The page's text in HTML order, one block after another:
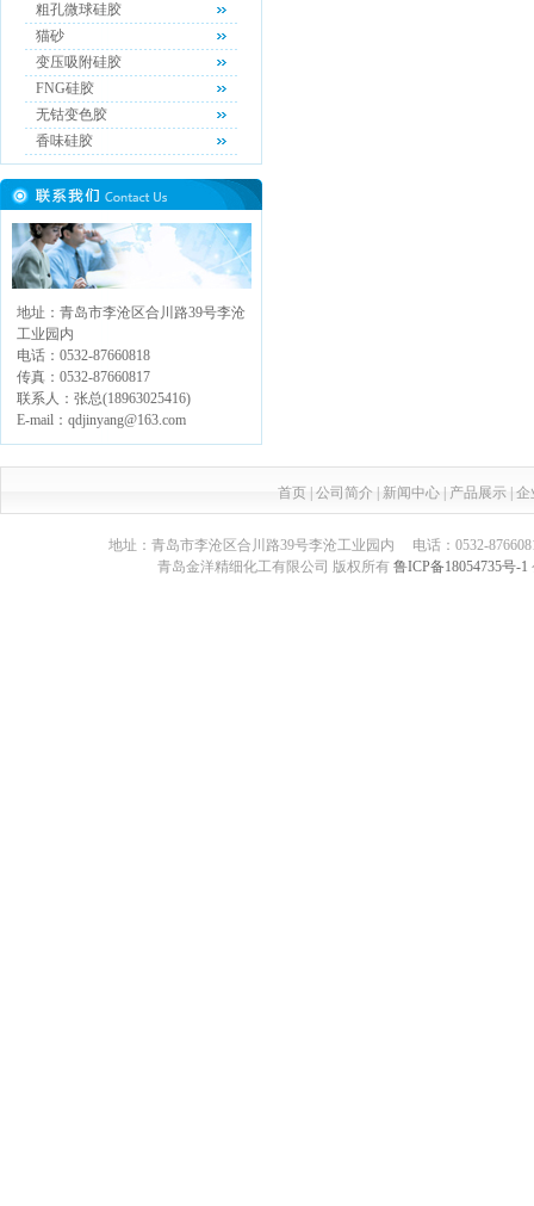
粗孔微球硅胶
猫砂
变压吸附硅胶
FNG硅胶
无钴变色胶
香味硅胶
地址：青岛市李沧区合川路39号李沧
工业园内
电话：0532-87660818
传真：0532-87660817
联系人：张总(18963025416)
E-mail：qdjinyang@163.com
首页 公司简介 新闻中心 产品展示 企
地址：青岛市李沧区合川路39号李沧工业园内 电话：0532-
青岛金洋精细化工有限公司 版权所有 鲁ICP备18054735号-1